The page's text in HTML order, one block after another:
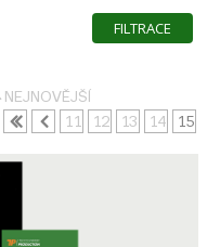
FILTRACE
NEJNOVĚJŠÍ
11
12 13 14 15